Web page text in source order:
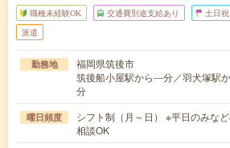
職種未経験OK 交通費別途支給あり 土日
派遣
勤務地
福岡県筑後市
筑後船小屋駅から---分／羽犬塚駅
分
曜日頻度
シフト制（月～日） ※平日のみな
相談OK